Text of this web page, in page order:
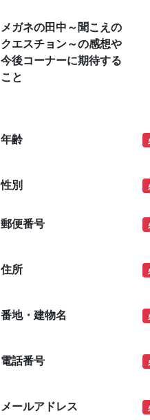
メガネの田中～聞こえの
クエスチョン～の感想や
今後コーナーに期待する
こと
年齢
性別
郵便番号
住所
番地・建物名
電話番号
メールアドレス